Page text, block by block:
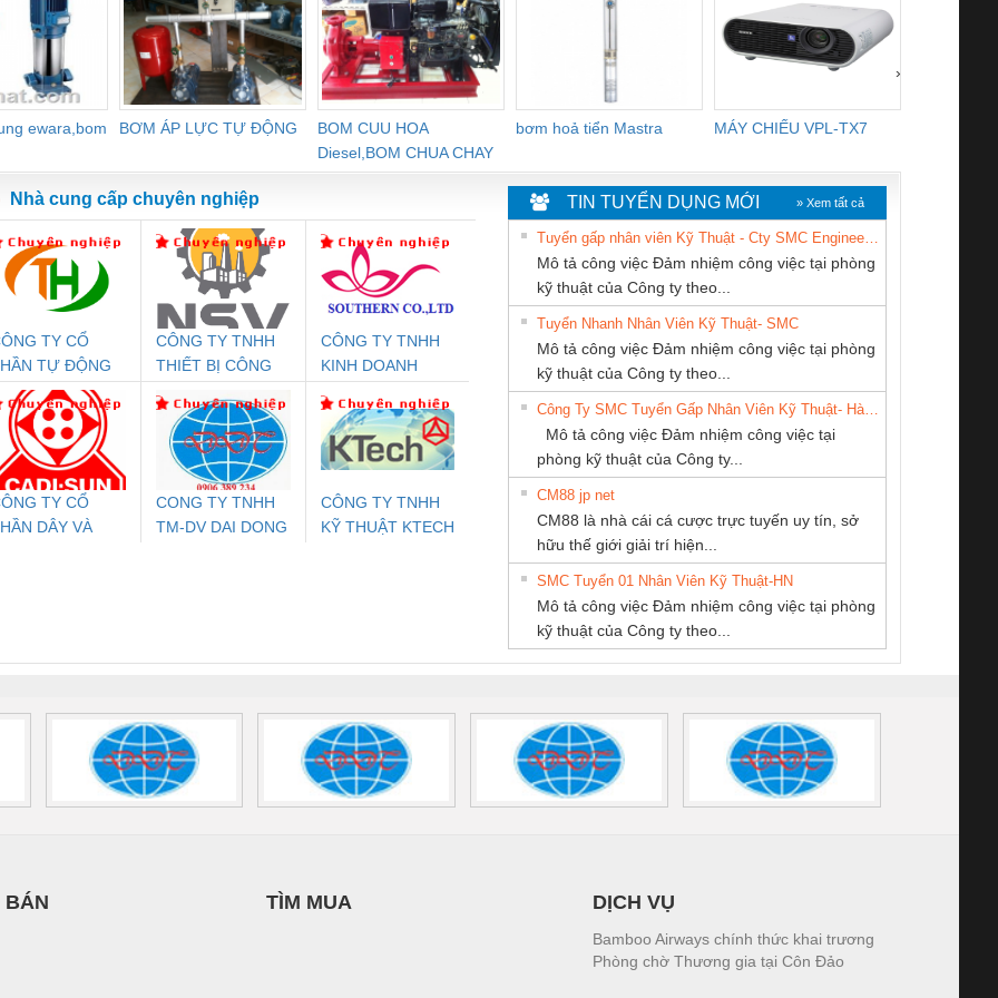
ewara,bom
BƠM ÁP LỰC TỰ ĐỘNG
BOM CUU HOA
Diesel,BOM CHUA CHAY
bơm hoả tiển Mastra MÁY CHIẾU VPL-TX7
›
An Toàn
Contact
1NO-
24DC-SP -
Rơ Le An Toàn
Phoenix Contact
PSR-SCP-
24UC/ESL4/3X1/1X2/B
- 2981059
Điện AC
Mô-đun Ắc Quy UPS
Bộ Lặp Tín Hiệu
PROFIBUS Phoenix
Contact PSI-REP-
PROFIBUS/12MB -
2708863
Rơ Le An Toàn
Phoenix Contact
2986960 – PSR-
SCP-
24DC/FSP/2X1/1X2
Rơ Le An Toàn
Bộ giám sát chuỗi
tấm pin
TRANSCLINIC 16I+
1K5 H (2502520000)
Bộ giám sát chuỗi
tấm pin
TRANSCLINIC 16I+
1K5 L (2433950000)
Bộ giám sát dòng
TRANSCLINIC 16I+
(2008130000)
Bộ chỉnh lưu nguồn
điện TRANSCLINIC
BKE 1K5.4
(7791400879)2. Giá
Nẹp nhôm chống
trơn Đà Nẵng
Nhà cung cấp chuyên nghiệp
TY CỔ
TỰ ĐỘNG
TIẾN HƯNG
CÔNG TY TNHH
THIẾT BỊ CÔNG
SETSUBI VIỆT
NAM
CÔNG TY TNHH
KINH DOANH
PHƯƠNG NAM
TY CỔ
DÂY VÀ
CONG TY TNHH
TM-DV DAI DONG
CÔNG TY TNHH
KỸ THUẬT KTECH
Cty TNHH TM QC
Ba Miền
CÔNG TY CP TỰ
ĐỘNG TIẾN
HƯNG
CÔNG TY TNHH
SUPPLY
Công ty TNHH
Thương Mại SX Ba
Thiết Bị Điện Nam
Quốc Thịnh
THƯƠNG MẠI
GIA HƯNG PHÁT
TIN TUYỂN DỤNG MỚI » Xem tất cả
Mô tả công việc Đảm nhiệm công việc tại phòng
kỹ thuật của Công ty theo...
Tuyển Nhanh Nhân Viên Kỹ Thuật- SMC
Mô tả công việc Đảm nhiệm công việc tại phòng
kỹ thuật của Công ty theo...
Mô tả công việc Đảm nhiệm công việc tại
phòng kỹ thuật của Công ty...
CM88 jp net
CM88 là nhà cái cá cược trực tuyến uy tín, sở
hữu thế giới giải trí hiện...
SMC Tuyển 01 Nhân Viên Kỹ Thuật-HN
Mô tả công việc Đảm nhiệm công việc tại phòng
kỹ thuật của Công ty theo...
BÁN TÌM MUA DỊCH VỤ
Bamboo Airways chính thức khai trương
Phòng chờ Thương gia tại Côn Đảo